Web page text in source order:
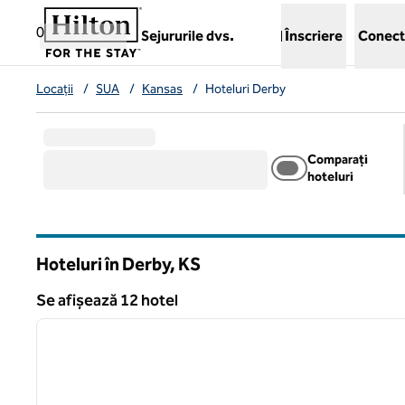
Salt la conținut
0
Sejururile dvs.
,deschide o filă nouă
Înscriere
Locații / SUA / Kansas / Hoteluri Derby
Comparați
hoteluri
Hoteluri în Derby, KS
Se afișează 12 hotel
Se afișează 12 hotel
1 din 12